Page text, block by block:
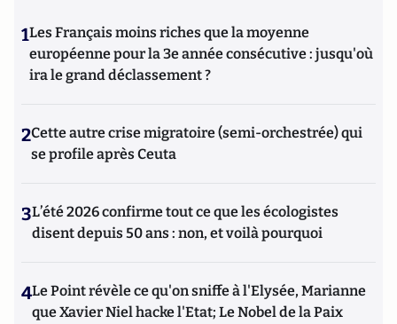
1Les Français moins riches que la moyenne
européenne pour la 3e année consécutive : jusqu'où
ira le grand déclassement ?
2Cette autre crise migratoire (semi-orchestrée) qui
se profile après Ceuta
3L’été 2026 confirme tout ce que les écologistes
disent depuis 50 ans : non, et voilà pourquoi
4Le Point révèle ce qu'on sniffe à l'Elysée, Marianne
que Xavier Niel hacke l'Etat; Le Nobel de la Paix